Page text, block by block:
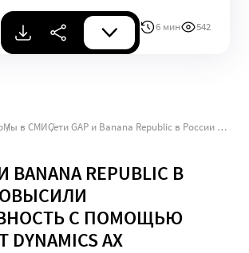
6 мин 542
Мы в СМИ Сети GAP и Banana Republic в России повысили эффективность с помощью Microsoft Dynamics AX
BANANA REPUBLIC В
С ПОМОЩЬЮ
DYNAMICS AX